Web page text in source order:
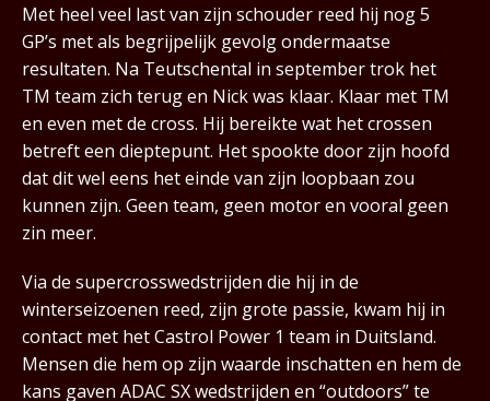
Met heel veel last van zijn schouder reed hij nog 5
GP’s met als begrijpelijk gevolg ondermaatse
resultaten. Na Teutschental in september trok het
TM team zich terug en Nick was klaar. Klaar met TM
en even met de cross. Hij bereikte wat het crossen
betreft een dieptepunt. Het spookte door zijn hoofd
dat dit wel eens het einde van zijn loopbaan zou
kunnen zijn. Geen team, geen motor en vooral geen
zin meer.
Via de supercrosswedstrijden die hij in de
winterseizoenen reed, zijn grote passie, kwam hij in
contact met het Castrol Power 1 team in Duitsland.
Mensen die hem op zijn waarde inschatten en hem de
kans gaven ADAC SX wedstrijden en “outdoors” te